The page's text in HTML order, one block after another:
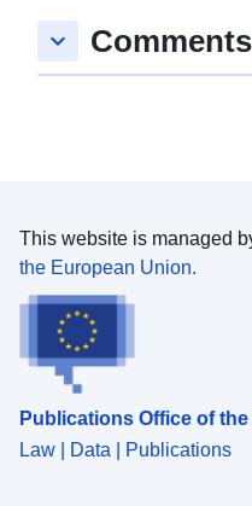
keyboard_arrow_down Comments
This website is managed
the European Union.
Publications Office of
Law | Data | Publications